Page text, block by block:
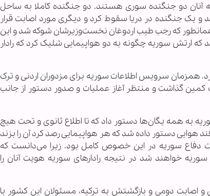
آنان دو جنگنده سوری هستند. دو جنگنده کاملا به ساحل
و یک جنگنده در دریا سقوط کرد و دیگری مورد اصابت قرار
که رجب طیب اردوغان نخست‌وزیرشان شوکه شد و این
که ارتش سوریه چگونه به دو هواپیمایی شلیک کرد که رادار
همزمان سرویس اطلاعات سوریه برای مزدوران اردنی و ترک
گذاشت و منتظر آغاز عملیات و صدور دستور از جانب
کرد،‌ وزارت دفاع سوریه به همه یگان‌ها دستور داد که تا اطلاع‌ ثانوی و تحت هیچ
هوایی دستور داده شد که هر هواپیمایی رصد کرد آن را بزند
دفاع سوریه در این خصوص کامل بود. زیرا می‌دانست که
میگ-21 سوری وارد آسمان سوریه خواهند شد در نتیجه رادارهای سوریه هویت آنان را
دومی و بازگشتش به ترکیه، مسئولان این کشور با